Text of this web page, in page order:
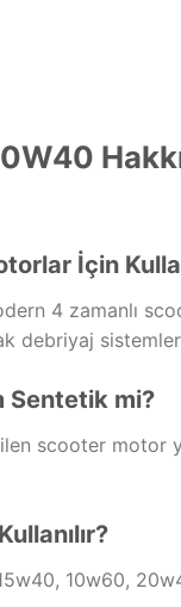
İçin
4 zamanlı
debriyaj
Sentetik mi?
scooter motor
10w60,